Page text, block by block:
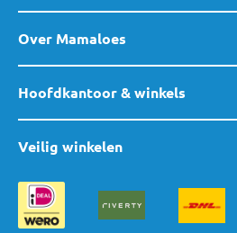
onder andere bij zijdelingse
je nog een R44-autostoel? Deze mag
Een oranje ECE R44-sticker heeft.
Over Mamaloes
Hoofdkantoor & winkels
Veilig winkelen